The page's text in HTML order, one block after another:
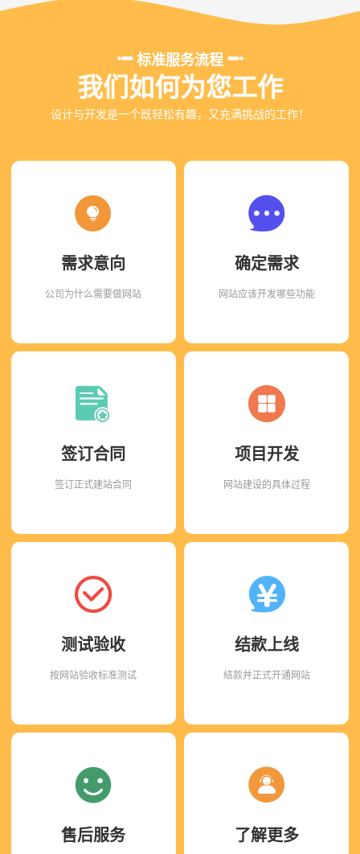
标准服务流程
我们如何为您工作
设计与开发是一个既轻松有趣，又充满挑战的工作！
需求意向
公司为什么需要做网站
确定需求
网站应该开发哪些功能
签订合同
签订正式建站合同
项目开发
网站建设的具体过程
测试验收
按网站验收标准测试
结款上线
结款并正式开通网站
售后服务 了解更多